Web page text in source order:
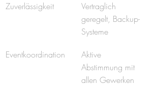
Zuverlässigkeit
Vertraglich
geregelt, Backup-
Systeme
Eventkoordination
Aktive
Abstimmung mit
allen Gewerken